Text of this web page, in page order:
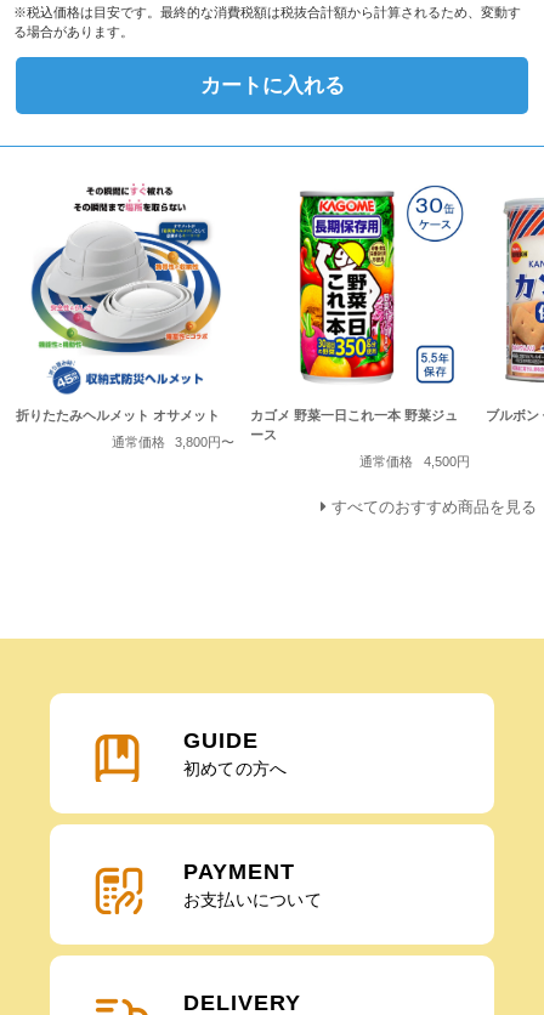
※税込価格は目安です。最終的な消費税額は税抜合計額から計算されるため、変動す
る場合があります。
カートに入れる
折りたたみヘルメット オサメット
通常価格
3,800円〜
カゴメ 野菜一日これ一本 野菜ジュ
ース
通常価格
4,500円
ブルボン
すべてのおすすめ商品を見る
GUIDE
初めての方へ
PAYMENT
お支払いについて
DELIVERY